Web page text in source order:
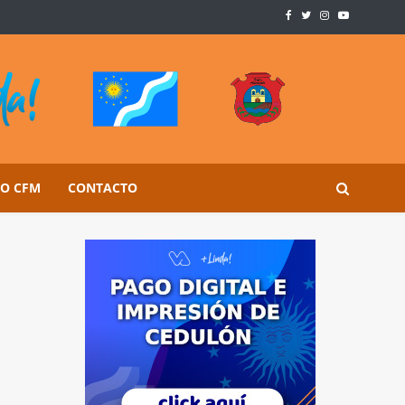
CFM CONTACTO